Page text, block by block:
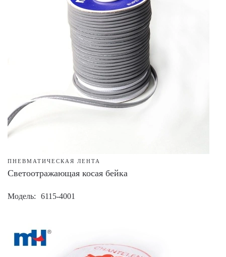
ПНЕВМАТИЧЕСКАЯ ЛЕНТА
Светоотражающая косая бейка
Модель 6115-4001